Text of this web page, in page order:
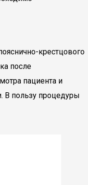
крестцового
после
пациента и
В пользу процедуры